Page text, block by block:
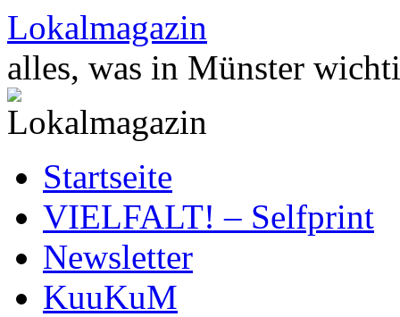
Zum
Inhalt
springen
Lokalmagazin
alles, was in Münster
Startseite
VIELFALT! – Selfprint
Newsletter
KuuKuM